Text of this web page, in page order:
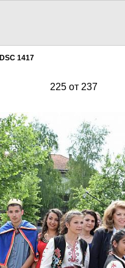
DSC 1417
225 от 237